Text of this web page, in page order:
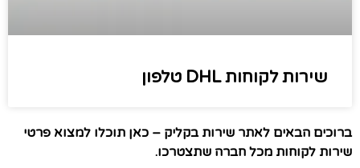
שירות לקוחות DHL טלפון
ברוכים הבאים לאתר שירות בקליק – כאן תוכלו למצוא פרטי
שירות לקוחות מכל חברה שתצטרכו.